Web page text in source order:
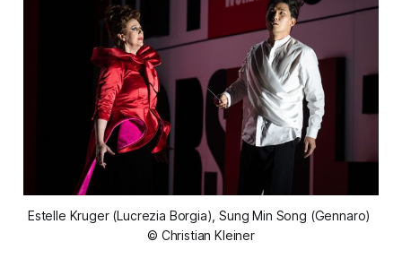
Estelle Kruger (Lucrezia Borgia), Sung Min Song (Gennaro)
© Christian Kleiner